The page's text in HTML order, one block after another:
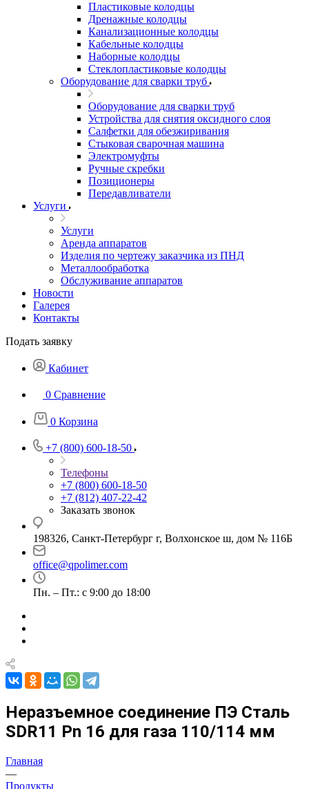
Пластиковые колодцы
Дренажные колодцы
Канализационные колодцы
Кабельные колодцы
Наборные колодцы
Стеклопластиковые колодцы
Оборудование для сварки труб
Оборудование для сварки труб
Устройства для снятия оксидного слоя
Салфетки для обезжиривания
Стыковая сварочная машина
Электромуфты
Ручные скребки
Позиционеры
Передавливатели
Услуги
Услуги
Аренда аппаратов
Изделия по чертежу заказчика из ПНД
Металлообработка
Обслуживание аппаратов
Новости
Галерея
Контакты
Подать заявку
Кабинет
0 Сравнение
0 Корзина
+7 (800) 600-18-50
Телефоны
+7 (800) 600-18-50
+7 (812) 407-22-42
Заказать звонок
198326, Санкт-Петербург г, Волхонское ш, дом № 116Б
office@qpolimer.com
Пн. – Пт.: с 9:00 до 18:00
Неразъемное соединение ПЭ Сталь
SDR11 Pn 16 для газа 110/114 мм
Главная
—
Продукты